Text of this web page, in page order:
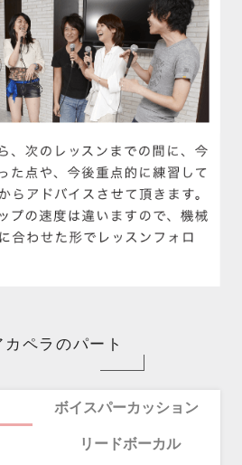
カペラのパート
ボイスパーカッション
リードボーカル